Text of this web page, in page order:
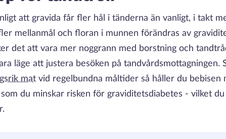
att gravida får fler hål i tänderna än vanligt, i takt
mellanmål och floran i munnen förändras av
det att vara mer noggrann med borstning och
läge att justera besöken på tandvårdsmottagningen.
mat vid regelbundna måltider så håller du bebisen
du minskar risken för graviditetsdiabetes - vilket du